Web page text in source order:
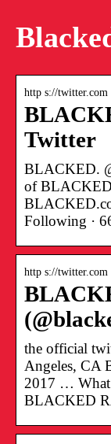
http s://twitter.com
Twitter
BLACKED.
of
Following ·
http s://twitter.com
the official
Angeles, CA
2017 … What
BLACKED